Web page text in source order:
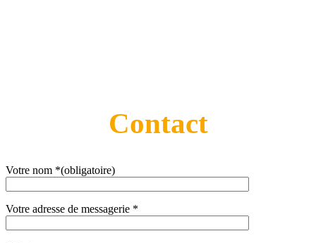
Contact
Votre nom *(obligatoire)
Votre adresse de messagerie *